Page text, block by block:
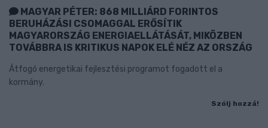
MAGYAR PÉTER: 868 MILLIÁRD FORINTOS
BERUHÁZÁSI CSOMAGGAL ERŐSÍTIK
MAGYARORSZÁG ENERGIAELLÁTÁSÁT, MIKÖZBEN
TOVÁBBRA IS KRITIKUS NAPOK ELÉ NÉZ AZ ORSZÁG
Átfogó energetikai fejlesztési programot fogadott el a
kormány.
Szólj hozzá!